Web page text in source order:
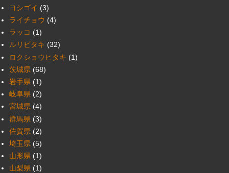
ヨシゴイ (3)
ライチョウ (4)
ラッコ (1)
ルリビタキ (32)
ロクショウヒタキ (1)
茨城県 (68)
岩手県 (1)
岐阜県 (2)
宮城県 (4)
群馬県 (3)
佐賀県 (2)
埼玉県 (5)
山形県 (1)
山梨県 (1)